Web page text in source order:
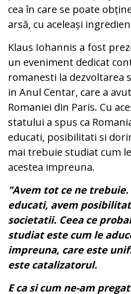
cea în care se poate
arsă, cu aceleași
Klaus Iohannis a fost
un eveniment dedicat
romanesti la dezvoltarea
in Anul Centar, care a
Romaniei din Paris. Cu
statului a spus ca
educati, posibilitati si
mai trebuie studiat cum
acestea impreuna.
"Avem tot ce ne
educati, avem
societatii. Ceea ce
studiat este cum le
impreuna, care este
este catalizatorul.
E ca si cum ne-am